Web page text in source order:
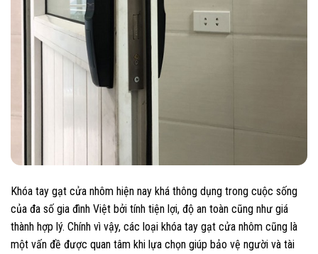
Khóa tay gạt cửa nhôm hiện nay khá thông dụng trong cuộc sống
của đa số gia đình Việt bởi tính tiện lợi, độ an toàn cũng như giá
thành hợp lý. Chính vì vậy, các loại khóa tay gạt cửa nhôm cũng là
một vấn đề được quan tâm khi lựa chọn giúp bảo vệ người và tài